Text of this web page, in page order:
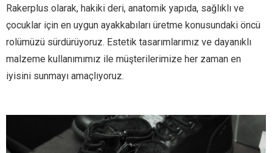
Rakerplus olarak, hakiki deri, anatomik yapıda, sağlıklı ve
çocuklar için en uygun ayakkabıları üretme konusundaki öncü
rolümüzü sürdürüyoruz. Estetik tasarımlarımız ve dayanıklı
malzeme kullanımımız ile müşterilerimize her zaman en
iyisini sunmayı amaçlıyoruz.